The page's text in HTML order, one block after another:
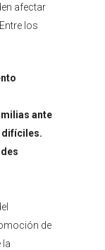
afectar
los
ante
difíciles.
de
la